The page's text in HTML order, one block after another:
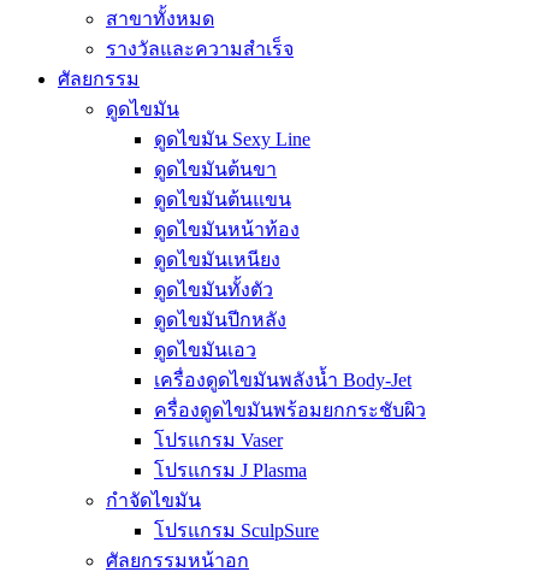
สาขาทั้งหมด
รางวัลและความสำเร็จ
ศัลยกรรม
ดูดไขมัน
ดูดไขมัน Sexy Line
ดูดไขมันต้นขา
ดูดไขมันต้นแขน
ดูดไขมันหน้าท้อง
ดูดไขมันเหนียง
ดูดไขมันทั้งตัว
ดูดไขมันปีกหลัง
ดูดไขมันเอว
เครื่องดูดไขมันพลังน้ำ Body-Jet
ครื่องดูดไขมันพร้อมยกกระชับผิว
โปรแกรม Vaser
โปรแกรม J Plasma
กำจัดไขมัน
โปรแกรม SculpSure
ศัลยกรรมหน้าอก